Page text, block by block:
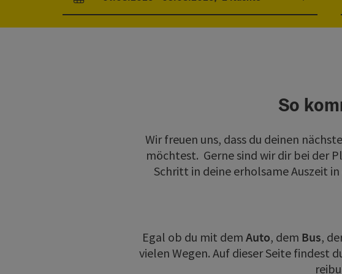
An- und Abreisefelder
So
Wir freuen uns, dass du deinen
möchtest. Gerne sind wir dir bei der
Schritt in deine erholsame Auszeit
Egal ob du mit dem Auto, dem Bus,
vielen Wegen. Auf dieser Seite findest